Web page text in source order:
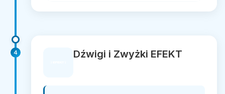
4 Dźwigi i Zwyżki EFEKT